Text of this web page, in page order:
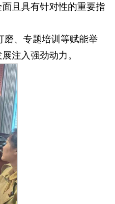
且具有针对性的重要指
磨、专题培训等赋能举
注入强劲动力。